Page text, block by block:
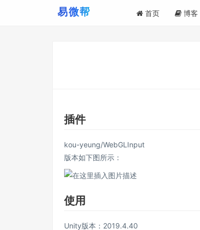
首页 博客
插件
kou-yeung/WebGLInput
版本如下图所示：
使用
Unity版本：2019.4.40